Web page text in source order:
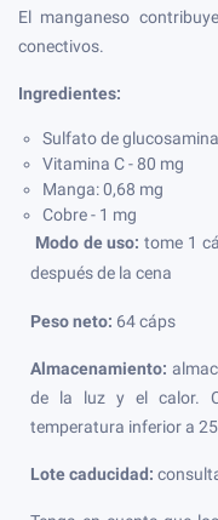
El manganeso
conectivos.
Ingredientes:
Sulfato de
Vitamina C - 80 mg
Manga: 0,68 mg
Cobre - 1 mg
Modo de uso: tome 1
después de la cena
Peso neto: 64 cáps
Almacenamiento:
de la luz y el calor.
temperatura inferior a 25
Lote caducidad: